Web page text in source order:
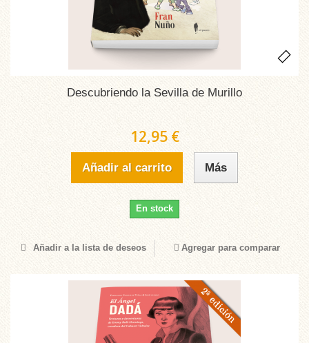
Descubriendo la Sevilla de Murillo
12,95 €
Añadir al carrito Más
En stock
Añadir a la lista de deseos Agregar para comparar